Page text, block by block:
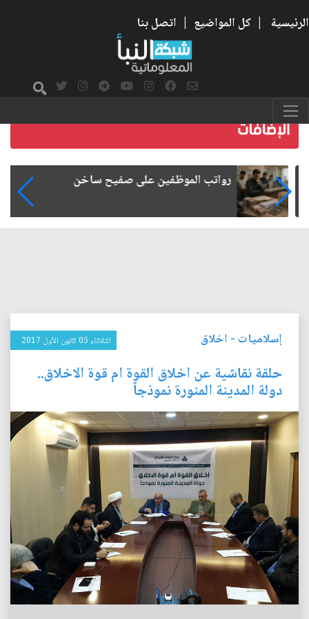
الرئيسية | كل المواضيع | اتصل بنا
رواتب الموظفين على صفيح ساخن
إسلاميات - اخلاق الثلاثاء 05 كانون الأول 2017
حلقة نقاشية عن اخلاق القوة ام قوة الاخلاق..
دولة المدينة المنورة نموذجاً